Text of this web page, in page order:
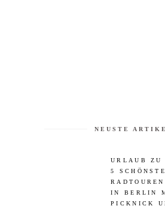
NEUSTE
URLAUB ZU
5
IN BERLIN
PICKNICK